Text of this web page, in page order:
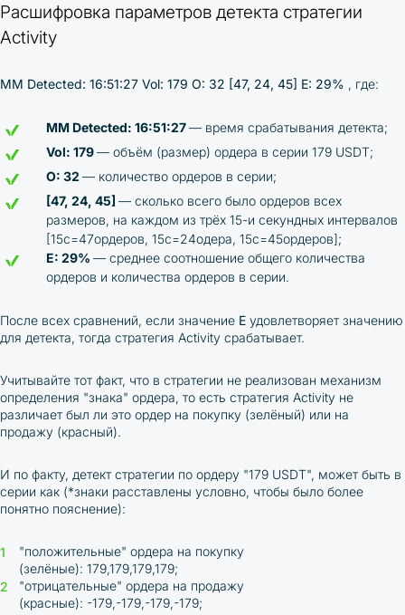
Расшифровка параметров детекта стратегии
Activity
MM Detected: 16:51:27 Vol: 179 O: 32 [47, 24, 45] E: 29% , где:
MM Detected: 16:51:27— время срабатывания детекта;
Vol: 179— объём (размер) ордера в серии 179 USDT;
O: 32 — количество ордеров в серии;
[47, 24, 45] — сколько всего было ордеров всех
размеров, на каждом из трёх 15-и секундных интервалов
[15c=47ордеров, 15с=24одера, 15с=45ордеров];
E: 29% — среднее соотношение общего количества
ордеров и количества ордеров в серии.
После всех сравнений, если значение E удовлетворяет значению
для детекта, тогда стратегия Activity срабатывает.
Учитывайте тот факт, что в стратегии не реализован механизм
определения "знака" ордера, то есть стратегия Activity не
различает был ли это ордер на покупку (зелёный) или на
продажу (красный).
И по факту, детект стратегии по ордеру "179 USDT", может быть в
серии как (*знаки расставлены условно, чтобы было более
понятно пояснение):
"положительные" ордера на покупку
(зелёные): 179,179,179,179;
"отрицательные" ордера на продажу
(красные): -179,-179,-179,-179;